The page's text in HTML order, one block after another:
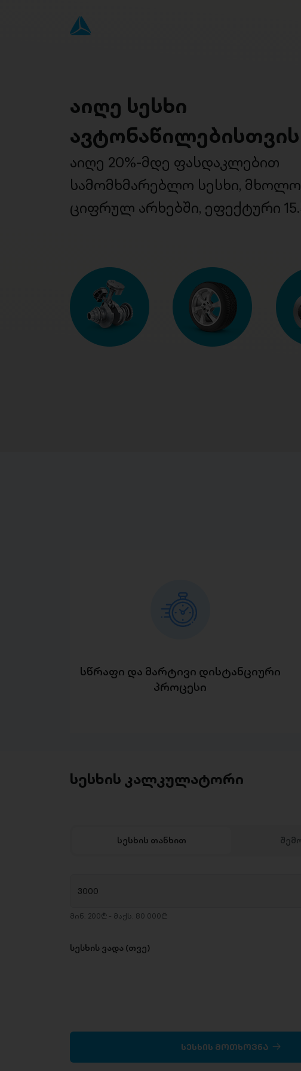
აიღე სესხი
ავტონაწილებისთვის
აიღე 20%-მდე ფასდაკლებით
სამომხმარებლო სესხი,
ციფრულ არხებში, ეფექტური
სწრაფი და მარტივი დისტანციური
პროცესი
სესხის კალკულატორი
სესხის თანხით
მინ. 200₾ - მაქს. 80 000₾
სესხის ვადა (თვე)
სესხის მოთხოვნა